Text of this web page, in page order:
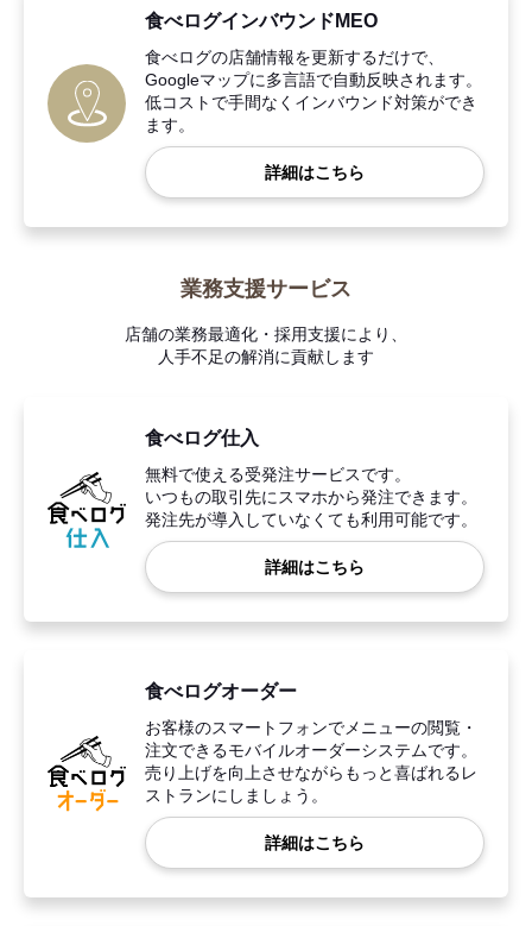
食べログインバウンドMEO
食べログの店舗情報を更新するだけで、
Googleマップに多言語で自動反映されます。
低コストで手間なくインバウンド対策ができ
ます。
詳細はこちら
業務支援サービス
店舗の業務最適化・採用支援により、
人手不足の解消に貢献します
食べログ仕入
無料で使える受発注サービスです。
いつもの取引先にスマホから発注できます。
発注先が導入していなくても利用可能です。
詳細はこちら
食べログオーダー
お客様のスマートフォンでメニューの閲覧・
注文できるモバイルオーダーシステムです。
売り上げを向上させながらもっと喜ばれるレ
ストランにしましょう。
詳細はこちら